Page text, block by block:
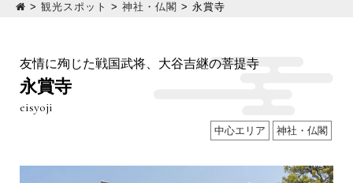
> 観光スポット > 神社・仏閣 > 永賞寺
友情に殉じた戦国武将、大谷吉継の菩提寺
永賞寺
eisyoji
中心エリア 神社・仏閣